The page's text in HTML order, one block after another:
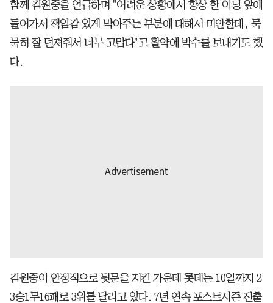
함께 김원중을 언급하며 "어려운 상황에서 항상 한 이닝 앞에
들어가서 책임감 있게 막아주는 부분에 대해서 미안한데, 묵
묵히 잘 던져줘서 너무 고맙다"고 활약에 박수를 보내기도 했
다.
김원중이 안정적으로 뒷문을 지킨 가운데 롯데는 10일까지 2
3승1무16패로 3위를 달리고 있다. 7년 연속 포스트시즌 진출